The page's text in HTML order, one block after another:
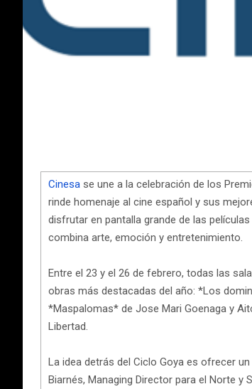
Cinesa se une a la celebración de los
rinde homenaje al cine español y sus
disfrutar en pantalla grande de las
combina arte, emoción y entretenimiento.
Entre el 23 y el 26 de febrero, todas las
obras más destacadas del año: *Los
*Maspalomas* de Jose Mari Goenaga y
Libertad.
La idea detrás del Ciclo Goya es ofrecer
Biarnés, Managing Director para el Norte y